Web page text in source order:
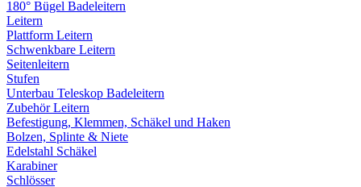
180° Bügel Badeleitern
Leitern
Plattform Leitern
Schwenkbare Leitern
Seitenleitern
Stufen
Unterbau Teleskop Badeleitern
Zubehör Leitern
Befestigung, Klemmen, Schäkel und Haken
Bolzen, Splinte & Niete
Edelstahl Schäkel
Karabiner
Schlösser